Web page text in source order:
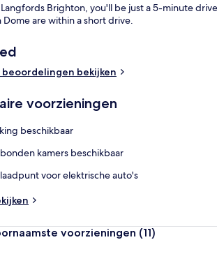
Brighton, you'll be just a 5-minute
Dome are within a short drive.
–
beoordelingen bekijken
voorzieningen
beschikbaar
kamers beschikbaar
voor elektrische auto's
voorzieningen (11)